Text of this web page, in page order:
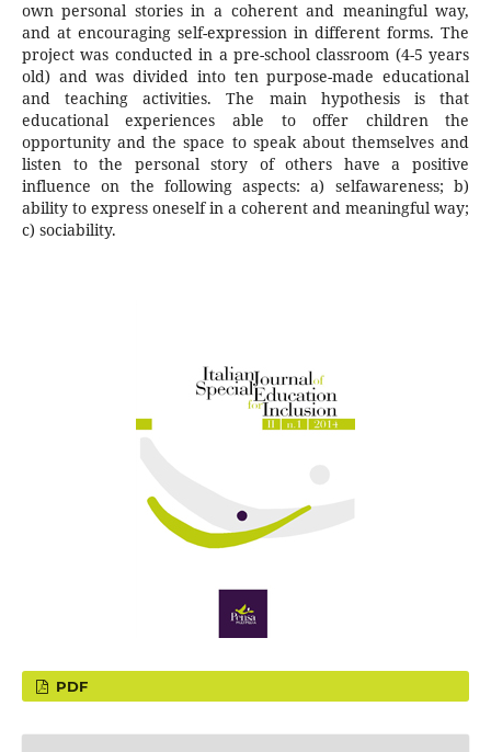
own personal stories in a coherent and meaningful way,
and at encouraging self-expression in different forms. The
project was conducted in a pre-school classroom (4-5 years
old) and was divided into ten purpose-made educational
and teaching activities. The main hypothesis is that
educational experiences able to offer children the
opportunity and the space to speak about themselves and
listen to the personal story of others have a positive
influence on the following aspects: a) selfawareness; b)
ability to express oneself in a coherent and meaningful way;
c) sociability.
PDF